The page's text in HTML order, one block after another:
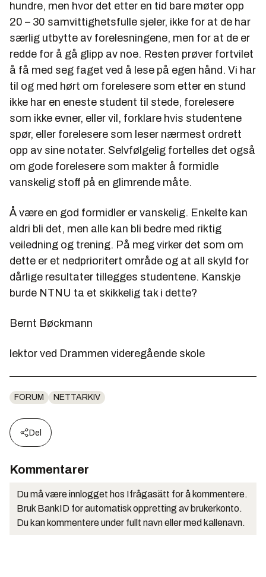
hundre, men hvor det etter en tid bare møter opp
20 – 30 samvittighetsfulle sjeler, ikke for at de har
særlig utbytte av forelesningene, men for at de er
redde for å gå glipp av noe. Resten prøver fortvilet
å få med seg faget ved å lese på egen hånd. Vi har
til og med hørt om forelesere som etter en stund
ikke har en eneste student til stede, forelesere
som ikke evner, eller vil, forklare hvis studentene
spør, eller forelesere som leser nærmest ordrett
opp av sine notater. Selvfølgelig fortelles det også
om gode forelesere som makter å formidle
vanskelig stoff på en glimrende måte.
Å være en god formidler er vanskelig. Enkelte kan
aldri bli det, men alle kan bli bedre med riktig
veiledning og trening. På meg virker det som om
dette er et nedprioritert område og at all skyld for
dårlige resultater tillegges studentene. Kanskje
burde NTNU ta et skikkelig tak i dette?
Bernt Bøckmann
lektor ved Drammen videregående skole
FORUM NETTARKIV
Del
Kommentarer
Du må være innlogget hos Ifrågasätt for å kommentere.
Bruk BankID for automatisk oppretting av brukerkonto.
Du kan kommentere under fullt navn eller med kallenavn.